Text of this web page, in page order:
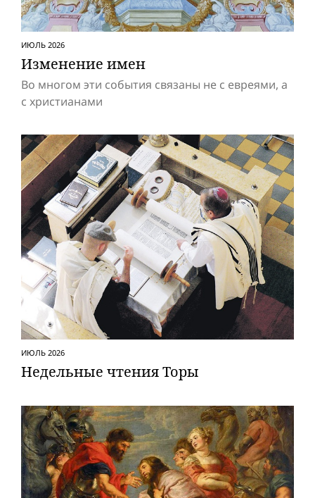
ИЮЛЬ 2026
Изменение имен
Во многом эти события связаны не с евреями, а
с христианами
ИЮЛЬ 2026
Недельные чтения Торы